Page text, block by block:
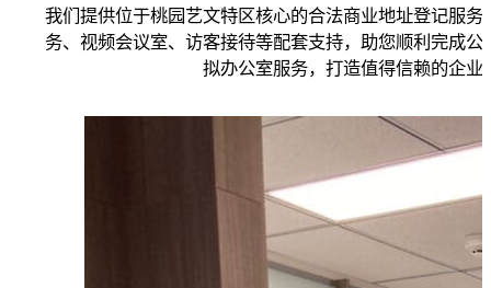
我们提供位于桃园艺文特区核心的合法商业地址登记服
务、视频会议室、访客接待等配套支持，助您顺利完成
拟办公室服务，打造值得信赖的企业